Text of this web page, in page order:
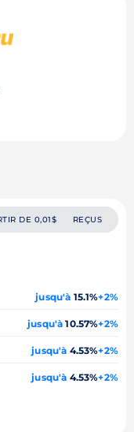
DE 0,01$ REÇUS
jusqu'à 15.1%+2%
jusqu'à 10.57%+2%
jusqu'à 4.53%+2%
jusqu'à 4.53%+2%